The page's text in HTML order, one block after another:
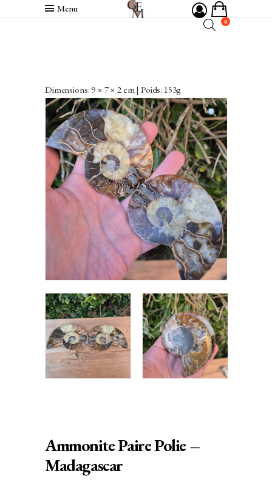
Menu
0
Dimensions: 9 × 7 × 2 cm | Poids: 153g
Ammonite Paire Polie –
Madagascar